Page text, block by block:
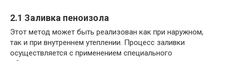
2.1 Заливка пеноизола
Этот метод может быть реализован как при наружном,
так и при внутреннем утеплении. Процесс заливки
осуществляется с применением специального